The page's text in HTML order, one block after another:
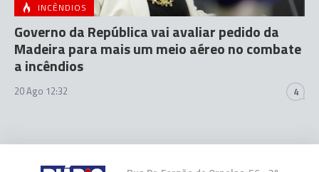
INCÊNDIOS
Governo da República vai avaliar pedido da
Madeira para mais um meio aéreo no combate
a incêndios
20 Ago 12:32 4